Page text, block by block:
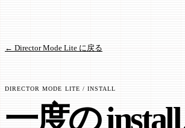
← Director Mode Lite に戻る
DIRECTOR MODE LITE / INSTALL
一度の